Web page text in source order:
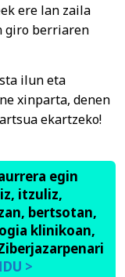
ere lan zaila
giro berriaren
ilun eta
xinparta, denen
ekartzeko!
egin
itzuliz,
bertsotan,
klinikoan,
>